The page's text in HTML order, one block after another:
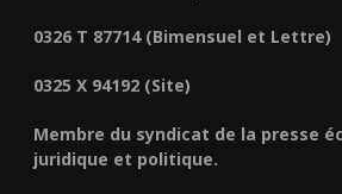
0326 T 87714 (Bimensuel et Lettre)
0325 X 94192 (Site)
Membre du syndicat de la presse
juridique et politique.